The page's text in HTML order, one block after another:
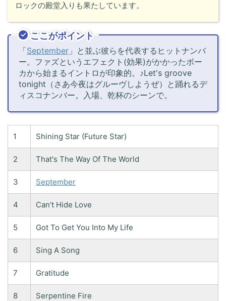
ロックの殿堂入りも果たしています。
ここがポイント
「September 」と並ぶ彼らを代表するヒットナンバ
ー。ファズというエフェクト(効果)がかかったボー
カから始まるイントロが印象的。♪Let's groove
tonight（さあ今夜はグルーヴしようぜ）と踊れるデ
ィスコナンバー。入場、乾杯のシーンで。
1 Shining Star (Future Star)
2 That's The Way Of The World
3 September
4 Can't Hide Love
5 Got To Get You Into My Life
6 Sing A Song
7 Gratitude
8 Serpentine Fire